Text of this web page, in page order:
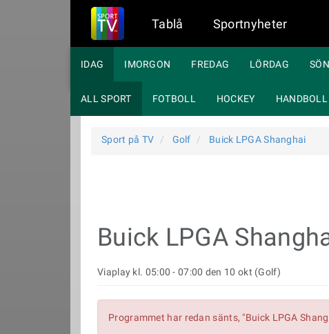
Tablå Sportnyheter
IDAG IMORGON FREDAG LÖRDAG
ALL SPORT FOTBOLL HOCKEY HANDBOLL
Sport på TV Golf Buick LPGA Shanghai
Buick LPGA
Viaplay kl. 05:00 - 07:00 den 10 okt (Golf)
Programmet har redan sänts, "Buick LPGA